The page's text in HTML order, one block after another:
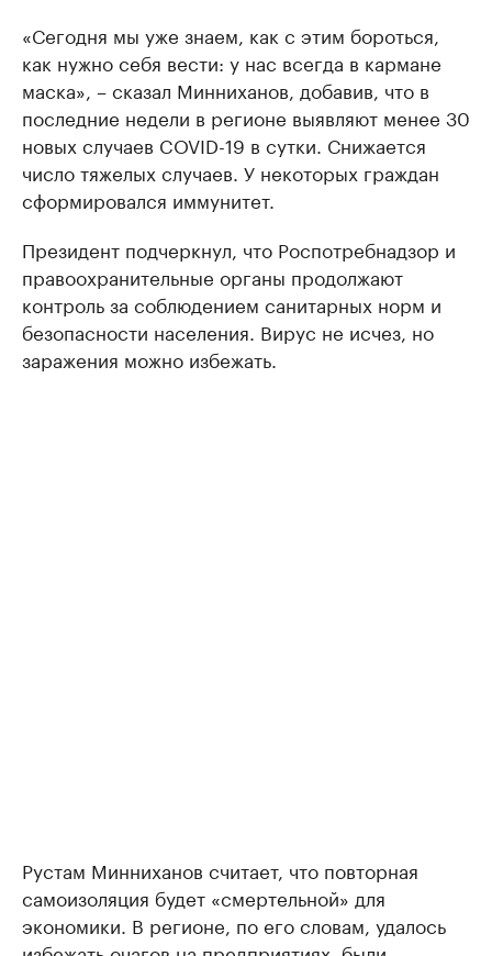
«Сегодня мы уже знаем, как с этим бороться,
как нужно себя вести: у нас всегда в кармане
маска», – сказал Минниханов, добавив, что в
последние недели в регионе выявляют менее 30
новых случаев COVID-19 в сутки. Снижается
число тяжелых случаев. У некоторых граждан
сформировался иммунитет.
Президент подчеркнул, что Роспотребнадзор и
правоохранительные органы продолжают
контроль за соблюдением санитарных норм и
безопасности населения. Вирус не исчез, но
заражения можно избежать.
Рустам Минниханов считает, что повторная
самоизоляция будет «смертельной» для
экономики. В регионе, по его словам, удалось